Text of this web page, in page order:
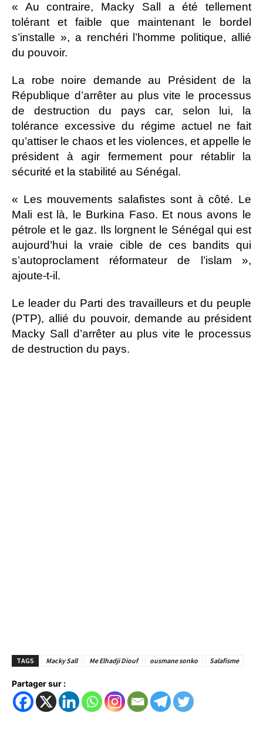
« Au contraire, Macky Sall a été tellement
tolérant et faible que maintenant le bordel
s’installe », a renchéri l’homme politique, allié
du pouvoir.
La robe noire demande au Président de la
République d’arrêter au plus vite le processus
de destruction du pays car, selon lui, la
tolérance excessive du régime actuel ne fait
qu’attiser le chaos et les violences, et appelle le
président à agir fermement pour rétablir la
sécurité et la stabilité au Sénégal.
« Les mouvements salafistes sont à côté. Le
Mali est là, le Burkina Faso. Et nous avons le
pétrole et le gaz. Ils lorgnent le Sénégal qui est
aujourd’hui la vraie cible de ces bandits qui
s’autoproclament réformateur de l’islam »,
ajoute-t-il.
Le leader du Parti des travailleurs et du peuple
(PTP), allié du pouvoir, demande au président
Macky Sall d’arrêter au plus vite le processus
de destruction du pays.
TAGS Macky Sall Me Elhadji Diouf ousmane sonko Salafisme
Partager sur :